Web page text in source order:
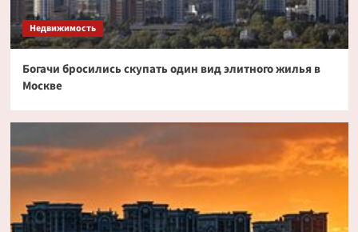
3
токенизированных акциях
Криптовалюта
Криптовалюта
Эксперт PlanB допустил снижение биткоина
до $52 000
Недвижимость
Богачи бросились скупать один вид элитного жилья в
Москве